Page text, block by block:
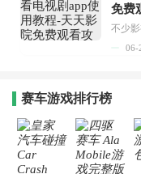
免费
06-
赛车游戏排行榜